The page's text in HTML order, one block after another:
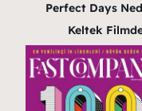
Perfect Days
Keltek